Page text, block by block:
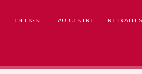
EN LIGNE AU CENTRE RETRAITES